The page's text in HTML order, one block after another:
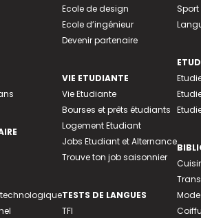
Ecole de design
Ecole d’ingénieur
Devenir partenaire
VIE ETUDIANTE
Vie Etudiante
Bourses et prêts étudiants
Logement Etudiant
Jobs Etudiant et Alternance
Trouve ton job saisonnier
TESTS DE LANGUES
TFI
Sport